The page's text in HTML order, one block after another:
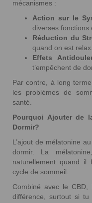
mécanismes :
Action sur le
diverses fonctions
Réduction du
quand on est relax.
Effets
t’empêchent de
Par contre, à long
les problèmes de
santé.
Pourquoi Ajouter de
Dormir?
L’ajout de mélatonine
dormir. La
naturellement quand
cycle de sommeil.
Combiné avec le
différence, surtout si